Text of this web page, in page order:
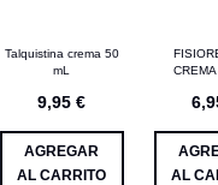
Talquistina crema 50
mL
9,95 €
AGREGAR
AL CARRITO
AL